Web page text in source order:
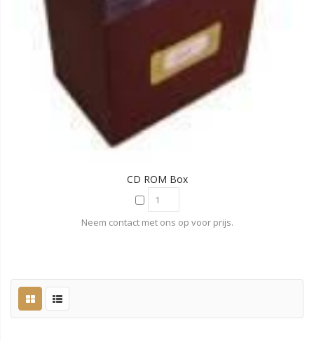
CD ROM Box
Neem contact met ons op voor prijs.